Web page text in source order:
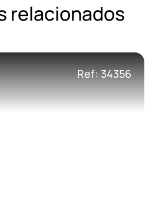
relacionados
Ref: 34356